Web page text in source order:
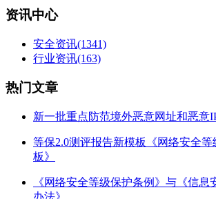
资讯中心
安全资讯(1341)
行业资讯(163)
热门文章
新一批重点防范境外恶意网址和恶意
等保2.0测评报告新模板《网络安全
板》
《网络安全等级保护条例》与《信息
办法》